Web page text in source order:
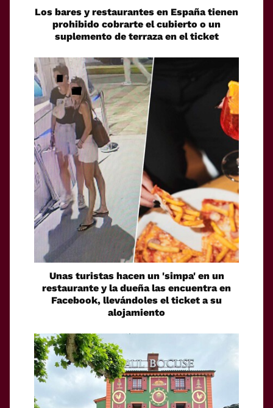
Los bares y restaurantes en España tienen
prohibido cobrarte el cubierto o un
suplemento de terraza en el ticket
Unas turistas hacen un 'simpa' en un
restaurante y la dueña las encuentra en
Facebook, llevándoles el ticket a su
alojamiento